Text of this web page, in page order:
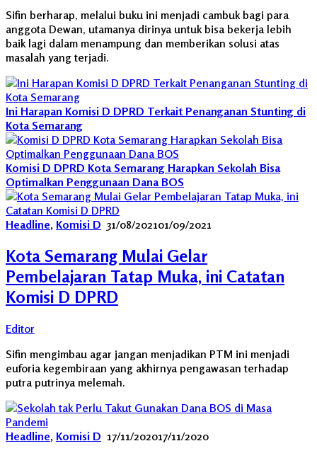
Sifin berharap, melalui buku ini menjadi cambuk bagi para
anggota Dewan, utamanya dirinya untuk bisa bekerja lebih
baik lagi dalam menampung dan memberikan solusi atas
masalah yang terjadi.
Ini Harapan Komisi D DPRD Terkait Penanganan Stunting di
Kota Semarang
Komisi D DPRD Kota Semarang Harapkan Sekolah Bisa
Optimalkan Penggunaan Dana BOS
Headline, Komisi D 31/08/202101/09/2021
Kota Semarang Mulai Gelar
Pembelajaran Tatap Muka, ini Catatan
Komisi D DPRD
Editor
Sifin mengimbau agar jangan menjadikan PTM ini menjadi
euforia kegembiraan yang akhirnya pengawasan terhadap
putra putrinya melemah.
Headline, Komisi D 17/11/202017/11/2020